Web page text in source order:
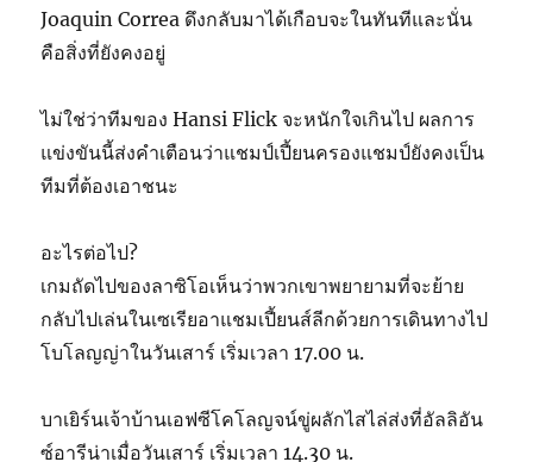
Joaquin Correa ดึงกลับมาได้เกือบจะในทันทีและนั่น
คือสิ่งที่ยังคงอยู่
ไม่ใช่ว่าทีมของ Hansi Flick จะหนักใจเกินไป ผลการ
แข่งขันนี้ส่งคำเตือนว่าแชมป์เปี้ยนครองแชมป์ยังคงเป็น
ทีมที่ต้องเอาชนะ
อะไรต่อไป?
เกมถัดไปของลาซิโอเห็นว่าพวกเขาพยายามที่จะย้าย
กลับไปเล่นในเซเรียอาแชมเปี้ยนส์ลีกด้วยการเดินทางไป
โบโลญญ่าในวันเสาร์ เริ่มเวลา 17.00 น.
บาเยิร์นเจ้าบ้านเอฟซีโคโลญจน์ขู่ผลักไสไล่ส่งที่อัลลิอัน
ซ์อารีน่าเมื่อวันเสาร์ เริ่มเวลา 14.30 น.